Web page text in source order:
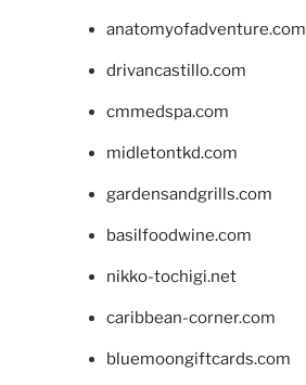
anatomyofadventure.com
drivancastillo.com
cmmedspa.com
midletontkd.com
gardensandgrills.com
basilfoodwine.com
nikko-tochigi.net
caribbean-corner.com
bluemoongiftcards.com